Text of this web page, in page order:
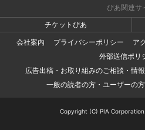
ぴあ関連サ
チケットぴあ
会社案内
プライバシーポリシー
ア
外部送信ポリ
広告出稿・お取り組みのご相談・情
一般の読者の方・ユーザーの
Copyright (C) PIA